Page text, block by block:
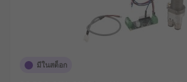
มีในสต็อก